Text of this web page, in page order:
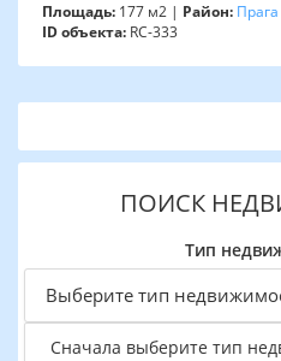
Площадь: 177 м2 | Район:
ID объекта: RC-333
ПОИСК
Тип
Сначала выберите тип